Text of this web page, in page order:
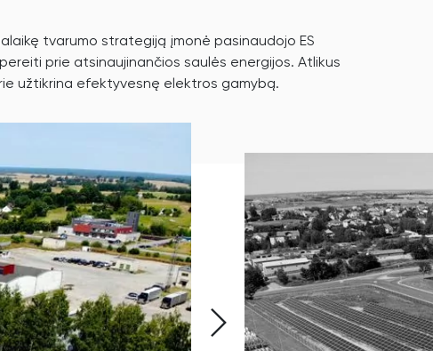
tvarumo strategiją įmonė pasinaudojo ES
prie atsinaujinančios saulės energijos. Atlikus
užtikrina efektyvesnę elektros gamybą.